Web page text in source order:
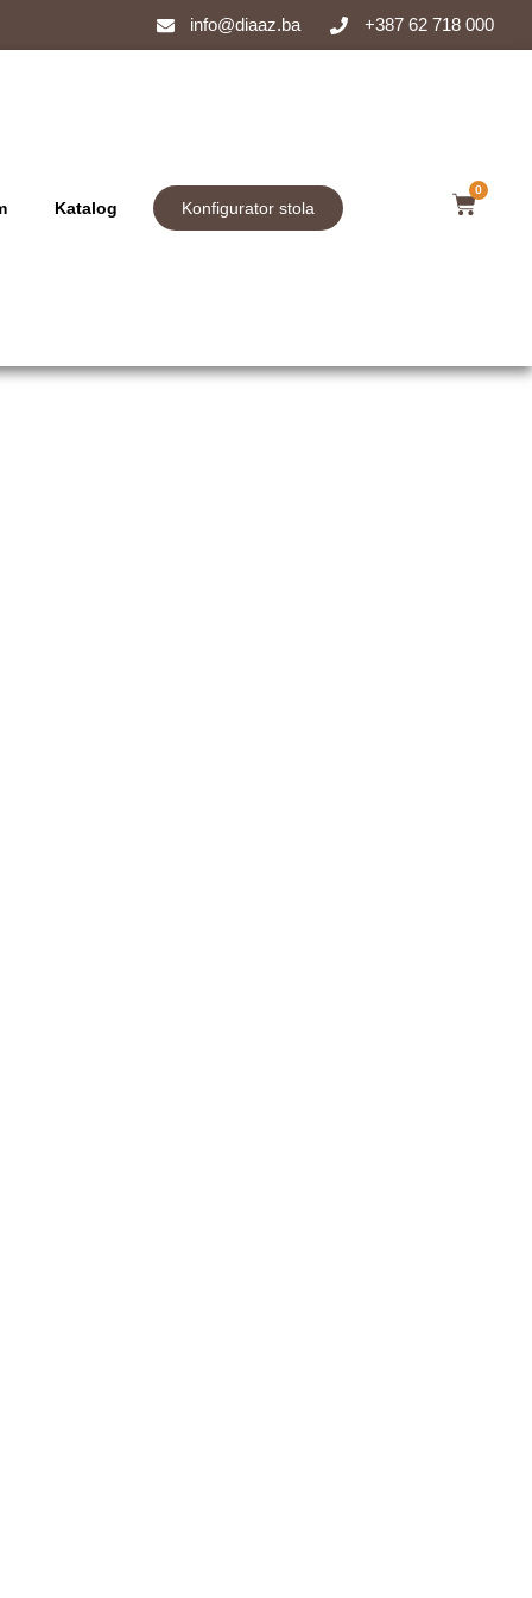
info@diaaz.ba +387 62 718 000
Katalog Konfigurator stola
0